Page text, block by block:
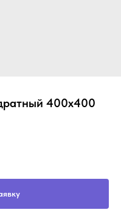
400х400